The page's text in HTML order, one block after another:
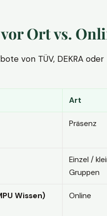
Ort vs.
von TÜV, DEKRA
Art
Präsenz
Einzel /
Gruppen
Wissen)
Online